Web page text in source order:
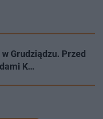
Grudziądzu. Przed
K…